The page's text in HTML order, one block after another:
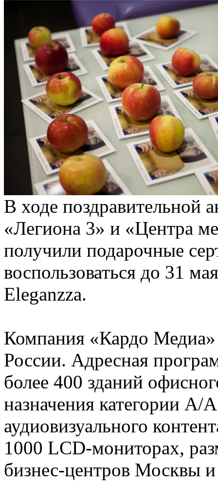
В ходе поздравительной
«Легиона 3» и «Центра
получили подарочные
воспользоваться до 31
Eleganzza.
Компания «Кардо Медиа»
России. Адресная
более 400 зданий
назначения категории
аудиовизуального
1000 LCD-мониторах,
бизнес-центров Москвы